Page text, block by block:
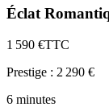
Éclat
1 590 €TTC
Prestige : 2 290 €
6 minutes